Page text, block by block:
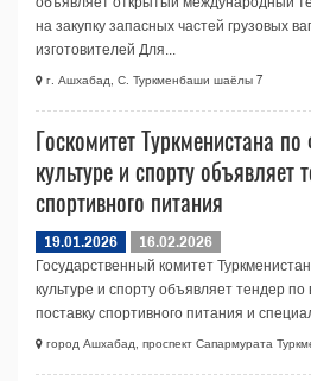
на закупку запасных частей грузовых
изготовителей Для...
г. Ашхабад, С. Туркменбаши шаёлы 7
Госкомитет Туркменистана
культуре и спорту объявляет
спортивного питания
19.01.2026
16.02.2026
Государственный комитет
культуре и спорту объявляет тендер
поставку спортивного питания и
город Ашхабад, проспект Сапармурата